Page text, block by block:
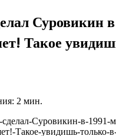
Суровикин
Такое
2 мин.